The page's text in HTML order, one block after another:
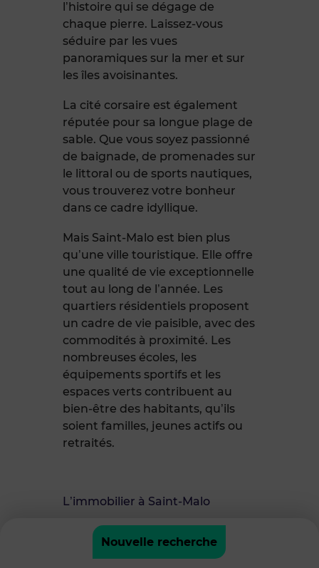
Nouvelle recherche
l’histoire qui se dégage de
chaque pierre. Laissez-vous
séduire par les vues
panoramiques sur la mer et sur
les îles avoisinantes.
La cité corsaire est également
réputée pour sa longue plage de
sable. Que vous soyez passionné
de baignade, de promenades sur
le littoral ou de sports nautiques,
vous trouverez votre bonheur
dans ce cadre idyllique.
Mais Saint-Malo est bien plus
qu’une ville touristique. Elle offre
une qualité de vie exceptionnelle
tout au long de l’année. Les
quartiers résidentiels proposent
un cadre de vie paisible, avec des
commodités à proximité. Les
nombreuses écoles, les
équipements sportifs et les
espaces verts contribuent au
bien-être des habitants, qu’ils
soient familles, jeunes actifs ou
retraités.
L’immobilier à Saint-Malo
Le marché immobilier à Saint-